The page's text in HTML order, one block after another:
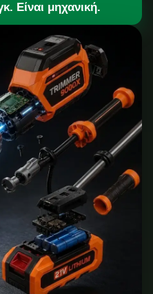
Είναι μηχανική.